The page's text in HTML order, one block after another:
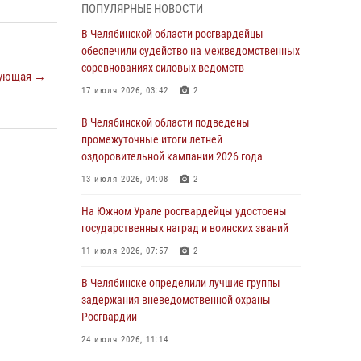
→
В Магнитогорске сотрудники Росгвардии
задержали рецидивиста за хищение алкоголя
из супермаркета
05 августа 2026, 06:06
На Южном Урале спецназ Росгвардии провел
военно-полевые сборы для кадетов
04 августа 2026, 10:03 1
воров в Челябинске
04 августа 2026, 10:00
задержали подозреваемого в совершении
убийства
03 августа 2026, 11:41
ПОПУЛЯРНЫЕ НОВОСТИ
В Челябинской области росгвардейцы
обеспечили судейство на межведомственных
соревнованиях силовых ведомств
17 июля 2026, 03:42 2
В Челябинской области подведены
промежуточные итоги летней
оздоровительной кампании 2026 года
13 июля 2026, 04:08 2
На Южном Урале росгвардейцы удостоены
государственных наград и воинских званий
11 июля 2026, 07:57 2
В Челябинске определили лучшие группы
задержания вневедомственной охраны
Росгвардии
24 июля 2026, 11:14